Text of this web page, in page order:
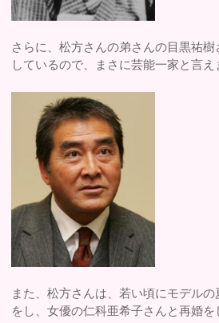
さらに、松方さんの弟さんの目黒祐
しているので、まさに芸能一家と言え
また、松方さんは、若い頃にモデル
をし、女優の仁科亜希子さんと再婚を